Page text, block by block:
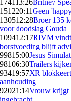
174113:26Britney
151220:11Geen
130512:28Broer 135
voor doodslag Gouda
109412:17RIVM vindt
borstvoeding blijft
99815:00Jesus
98106:30Trailers
93419:57XR
aanhouding
92021:14Vrouw krijgt
ingebracht